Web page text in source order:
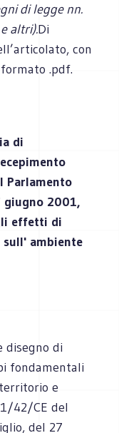
di legge nn.
altri).Di
con
.pdf.
di
Parlamento
giugno 2001,
effetti di
ambiente
disegno di
fondamentali
e
42/CE del
del 27